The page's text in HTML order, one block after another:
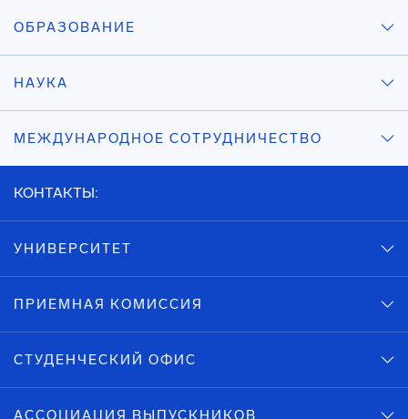
ОБРАЗОВАНИЕ
НАУКА
МЕЖДУНАРОДНОЕ СОТРУДНИЧЕСТВО
КОНТАКТЫ:
УНИВЕРСИТЕТ
ПРИЕМНАЯ КОМИССИЯ
СТУДЕНЧЕСКИЙ ОФИС
АССОЦИАЦИЯ ВЫПУСКНИКОВ